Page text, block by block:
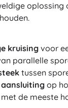
kruisingvoor
parallelle
tussen
aansluitingop
met de meeste